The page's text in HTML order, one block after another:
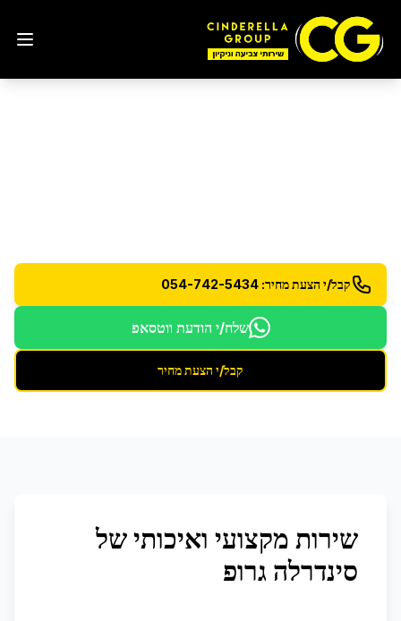
קבל/י הצעת מחיר: 054-742-5434
שלח/י הודעת ווטסאפ
קבל/י הצעת מחיר
שירות מקצועי ואיכותי של
סינדרלה גרופ